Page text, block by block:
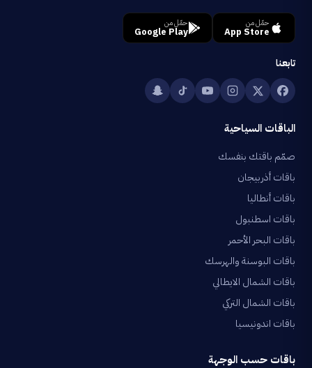
حمّل من
App Store
حمّل من
Google Play
تابعنا
الباقات السياحية
صمّم باقتك بنفسك
باقات أذربيجان
باقات أنطاليا
باقات اسطنبول
باقات البحر الأحمر
باقات البوسنة والهرسك
باقات الشمال الايطالي
باقات الشمال التركي
باقات اندونيسيا
باقات حسب الوجهة